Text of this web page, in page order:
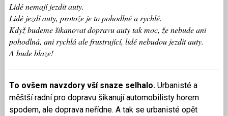
Lidé nemají jezdit auty.
Lidé jezdí auty, protože je to pohodlné a rychlé.
Když budeme šikanovat dopravu auty tak moc, že nebude ani
pohodlná, ani rychlá ale frustrující, lidé nebudou jezdit auty.
A bude blaze!
To ovšem navzdory vší snaze selhalo. Urbanisté a
měštší radní pro dopravu šikanují automobilisty horem
spodem, ale doprava neřídne. A tak se urbanisté opět